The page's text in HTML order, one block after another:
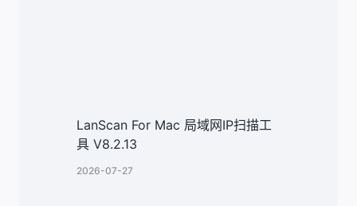
LanScan For Mac 局域网IP扫描工
具 V8.2.13
2026-07-27